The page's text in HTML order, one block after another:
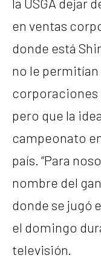
en ventas
donde está
no le permitían
corporaciones
pero que la
campeonato
país. “Para
nombre del
donde se jugó
el domingo
televisión.